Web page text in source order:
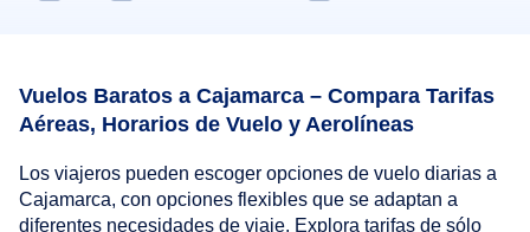
Vuelos Baratos a Cajamarca – Compara Tarifas
Aéreas, Horarios de Vuelo y Aerolíneas
Los viajeros pueden escoger opciones de vuelo diarias a
Cajamarca, con opciones flexibles que se adaptan a
diferentes necesidades de viaje. Explora tarifas de sólo